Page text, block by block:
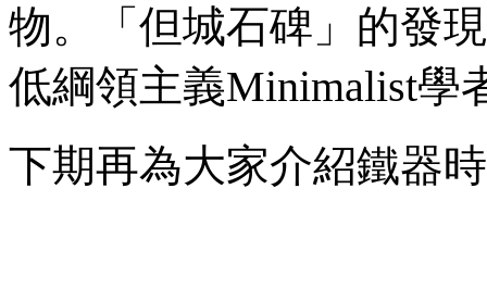
物。「但城石碑」的發
低綱領主義Minimalist學
下期再為大家介紹鐵器